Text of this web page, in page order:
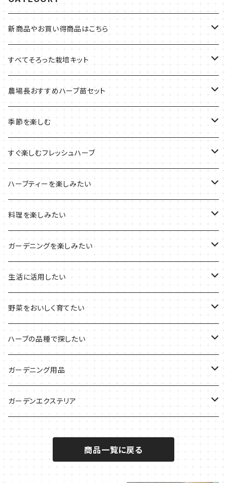
新商品やお買い得商品はこちら
今イチオシの商品
季節のおすすめ商品
すべてそろった栽培キット
フェルトプランターの栽培キット
ルーツポーチの栽培キット
ブリキプランターの栽培キット
木製プランターの栽培キット
プラ製プランターの栽培キット
その他のプランターの栽培キット
農場長おすすめハーブ苗セット
農場長おすすめセット
おすすめの寄せ植え
季節を楽しむ
2022年のお正月
2022年の母の日
2021年の敬老の日
2021年のハロウィン
2021年のクリスマス
すぐ楽しむフレッシュハーブ
ハーブミックス
ハーブブーケ
フレッシュハーブ
ハーブティーを楽しみたい
ハーブティーの定番ハーブ
リラックスしたい時に
シャキッとしたい時に
デトックスに
気分で香りを楽しみたい
料理を楽しみたい
料理の定番ハーブ
イタリア料理に
魚料理に
BBQ・肉料理に
サラダに使いたい
秋植えで料理に
ガーデニングを楽しみたい
花を楽しみたい
カラーリーフ
ハーブガーデンづくりに
夏のハーブガーデンに
生活に活用したい
パーティーハーブ
インスタ映えハーブ
虫よけに使いたい
ハーブバスに
野菜をおいしく育てたい
トマトのコンパニオン
ジャガイモのコンパニオン
葉物野菜のコンパニオン
キュウリのコンパニオン
ハーブの品種で探したい
ミント・ハーブ苗
バジル・ハーブ苗
タイム・ハーブ苗
ガーデニング用品
その他
プランター
ガーデンエクステリア
パラソル
商品一覧に戻る